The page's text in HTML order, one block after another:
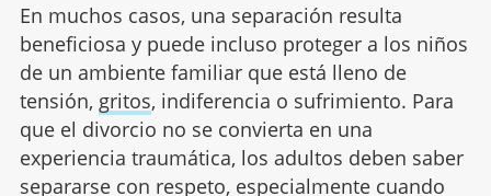
En muchos casos, una separación resulta
beneficiosa y puede incluso proteger a los niños
de un ambiente familiar que está lleno de
tensión, gritos, indiferencia o sufrimiento. Para
que el divorcio no se convierta en una
experiencia traumática, los adultos deben saber
separarse con respeto, especialmente cuando